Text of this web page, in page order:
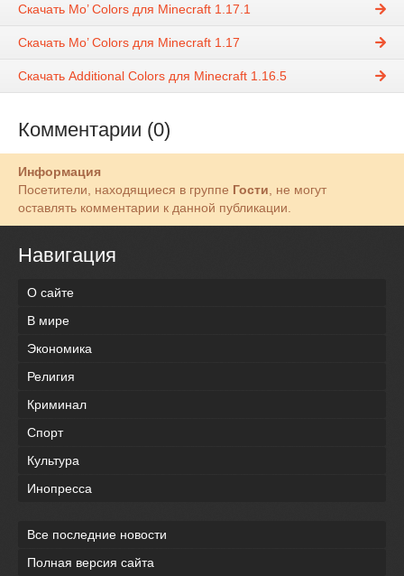
Скачать Mo’ Colors для Minecraft 1.17.1
Скачать Mo’ Colors для Minecraft 1.17
Скачать Additional Colors для Minecraft 1.16.5
Комментарии (0)
Информация
Посетители, находящиеся в группе Гости , не могут
оставлять комментарии к данной публикации.
Навигация
О сайте
В мире
Экономика
Религия
Криминал
Спорт
Культура
Инопресса
Все последние новости
Полная версия сайта